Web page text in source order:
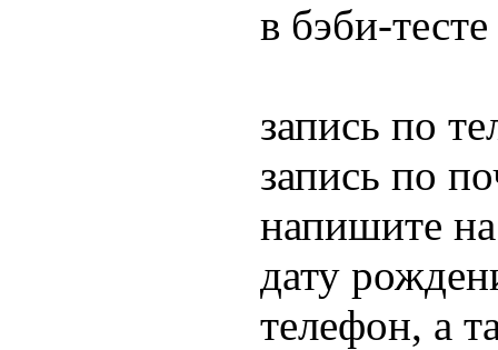
в бэби-тесте
запись по
запись по
напишите
дату
телефон, а